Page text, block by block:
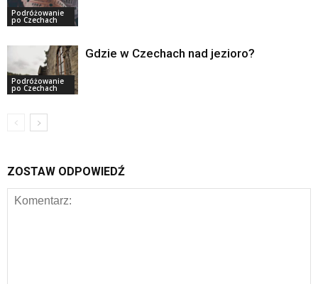
Podróżowanie
po Czechach
Podróżowanie
po Czechach
Gdzie w Czechach nad jezioro?
ZOSTAW ODPOWIEDŹ